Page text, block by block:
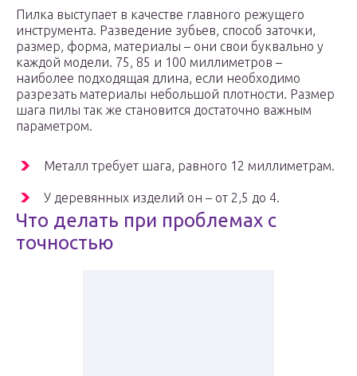
Пилка выступает в качестве главного режущего
инструмента. Разведение зубьев, способ заточки,
размер, форма, материалы – они свои буквально у
каждой модели. 75, 85 и 100 миллиметров –
наиболее подходящая длина, если необходимо
разрезать материалы небольшой плотности. Размер
шага пилы так же становится достаточно важным
параметром.
Металл требует шага, равного 12 миллиметрам.
У деревянных изделий он – от 2,5 до 4.
Что делать при проблемах с
точностью